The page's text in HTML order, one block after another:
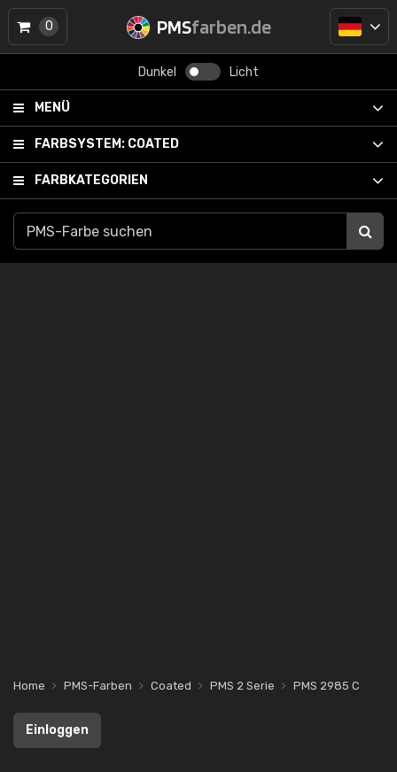
PMSfarben.de
Dunkel Licht
MENÜ
FARBSYSTEM: COATED
FARBKATEGORIEN
0
Home PMS-Farben Coated PMS 2 Serie PMS 2985 C
Einloggen